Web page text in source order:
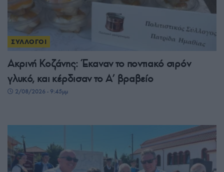
ΣΥΛΛΟΓΟΙ
Ακρινή Κοζάνης: Έκαναν το ποντιακό σιρόν
γλυκό, και κέρδισαν το A’ βραβείο
2/08/2026 - 9:45μμ